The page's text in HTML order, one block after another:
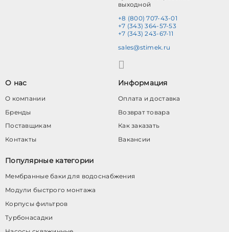
выходной
+8 (800) 707-43-01
+7 (343) 364-57-53
+7 (343) 243-67-11
sales@stimek.ru
О нас
О компании
Бренды
Поставщикам
Контакты
Информация
Оплата и доставка
Возврат товара
Как заказать
Вакансии
Популярные категории
Мембранные баки для водоснабжения
Модули быстрого монтажа
Корпусы фильтров
Турбонасадки